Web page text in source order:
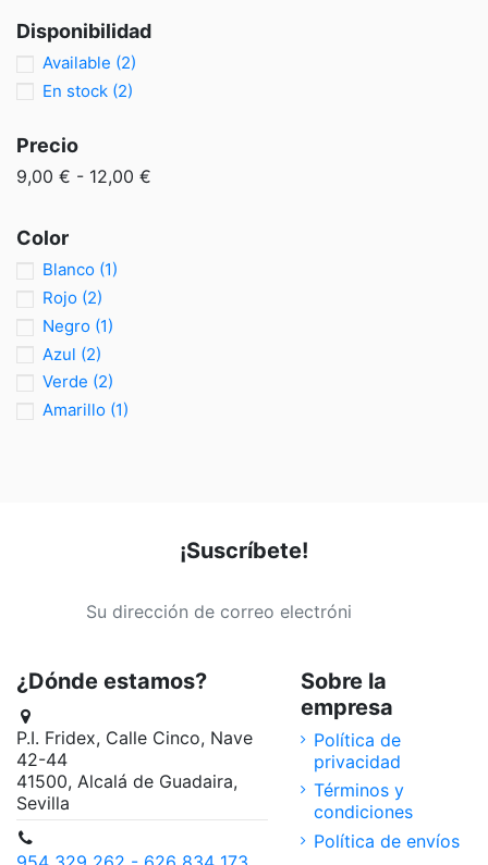
Disponibilidad
Available (2)
En stock (2)
Precio
9,00 € - 12,00 €
Color
Blanco (1)
Rojo (2)
Negro (1)
Azul (2)
Verde (2)
Amarillo (1)
¡Suscríbete!
¿Dónde estamos?
P.I. Fridex, Calle Cinco, Nave
42-44
41500, Alcalá de Guadaira,
Sevilla
Sobre la
empresa
Política de
privacidad
Términos y
condiciones
Política de envíos